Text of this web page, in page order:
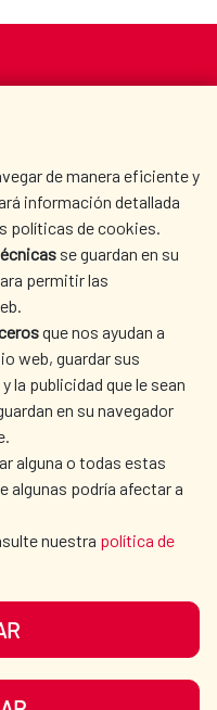
de manera eficiente y
información detallada
políticas de cookies.
se guardan en su
permitir las
que nos ayudan a
web, guardar sus
la publicidad que le sean
en su navegador
alguna o todas estas
algunas podría afectar a
nuestra política de
OÙ NOUS COOPÉRONS
SALLE DE PRESSE
BIBLIOTHÈQUE
DES DONNÉES